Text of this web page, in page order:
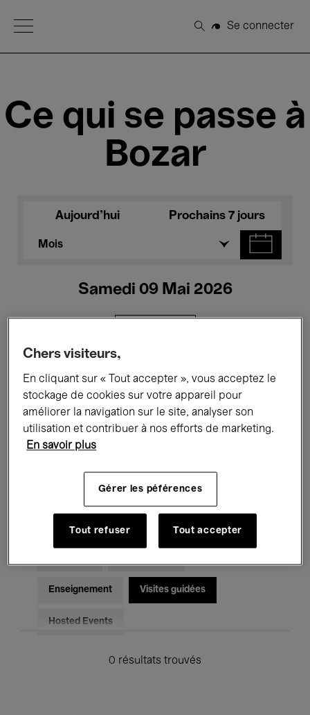
Open Menu
Rechercher
Se connecter
Ce qui se passe à
Bozar
Aujourd'hui Prochains 7 jours
Mois
Samedi 09 Mai 2026
Tous les événements Concerts
Expositions Performances
Rencontres & Débats
Musique classique Global Music
Enseignement Visites guidées
Hosted Events
0 résultats trouvés
Chers visiteurs,
En cliquant sur « Tout accepter », vous acceptez le
stockage de cookies sur votre appareil pour
améliorer la navigation sur le site, analyser son
utilisation et contribuer à nos efforts de marketing.
En savoir plus
Gérer les péférences
Tout refuser Tout accepter